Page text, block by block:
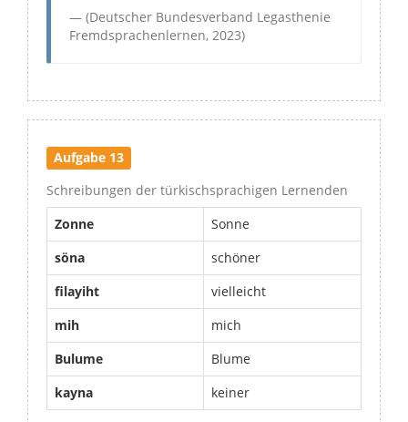
(Deutscher Bundesverband Legasthenie
Fremdsprachenlernen, 2023)
Aufgabe 13
Schreibungen der türkischsprachigen Lernenden
Zonne
Sonne
söna
schöner
filayiht
vielleicht
mih
mich
Bulume
Blume
kayna
keiner